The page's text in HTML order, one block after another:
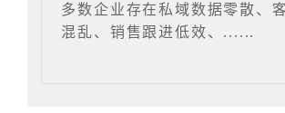
多数企业存在私域数据零散、
混乱、销售跟进低效、......